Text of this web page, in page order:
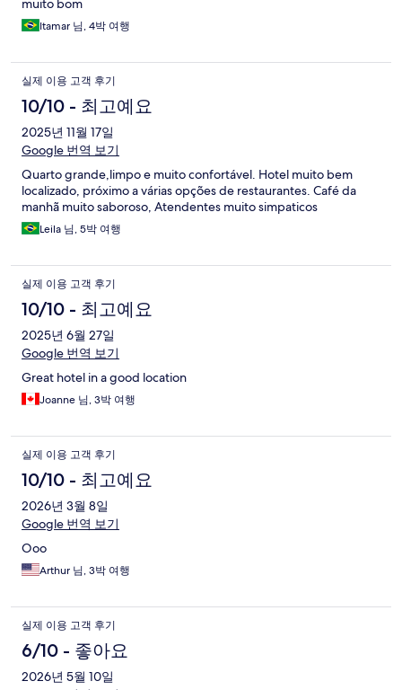
muito bom
Itamar 님, 4박 여행
실제 이용 고객 후기
10/10 - 최고예요
2025년 11월 17일
Google 번역 보기
Quarto grande,limpo e muito confortável. Hotel muito bem
localizado, próximo a várias opções de restaurantes. Café da
manhã muito saboroso, Atendentes muito simpaticos
Leila 님, 5박 여행
실제 이용 고객 후기
10/10 - 최고예요
2025년 6월 27일
Google 번역 보기
Great hotel in a good location
Joanne 님, 3박 여행
실제 이용 고객 후기
10/10 - 최고예요
2026년 3월 8일
Google 번역 보기
Ooo
Arthur 님, 3박 여행
실제 이용 고객 후기
6/10 - 좋아요
2026년 5월 10일